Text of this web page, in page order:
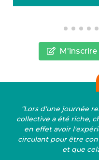
"Lors d'une journée
collective a été riche,
en effet avoir
circulant pour être
et que